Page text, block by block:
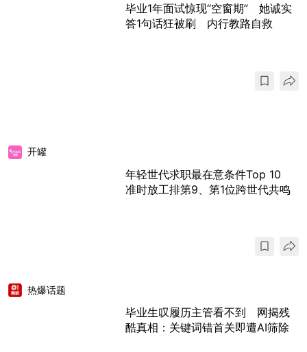
毕业1年面试惊现“空窗期” 她诚实
答1句话狂被刷 内行教路自救
开罐
年轻世代求职最在意条件Top 10
准时放工排第9、第1位跨世代共鸣
热爆话题
毕业生叹履历主管看不到 网揭残
酷真相：关键词错首关即遭AI筛除